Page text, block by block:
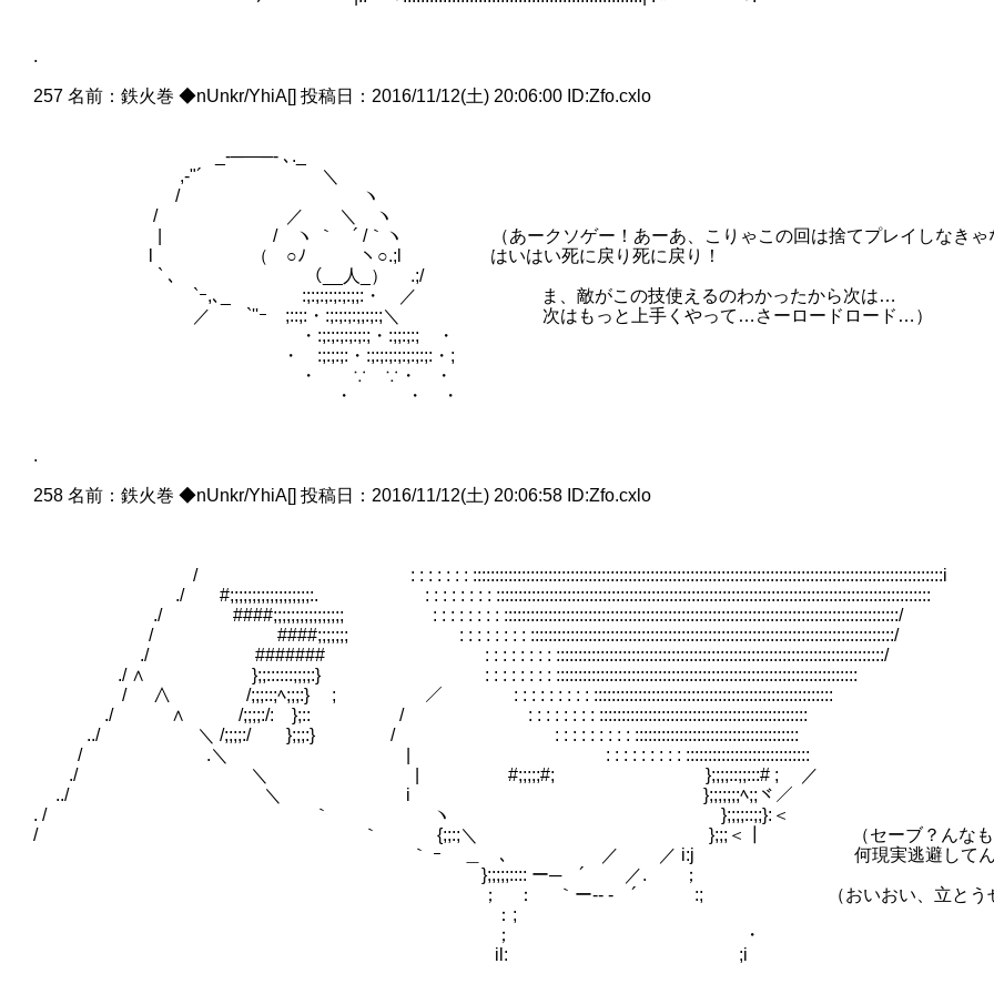
.
257 名前：鉄火巻 ◆nUnkr/YhiA[] 投稿日：2016/11/12(土) 20:06:00 ID:Zfo.cxlo
_-─―─- ､._
,-"´ ゝ ＼
/ ヽ
/ ／ ＼ ヽ
| / ヽ ｀ ´ /｀ヽ （あークソゲー！あーあ、こりゃこの回は捨てプレイしなきゃな
l （ ○ﾉ ヽ○.;l はいはい死に戻り死に戻り！
` ､ （__人_） .;/
`ｰ,､_ :;:;:;:;:;:;;:・ ／ ま、敵がこの技使えるのわかったから次は…
／ `''ｰ ;::;:・:;:;:;:;;:;:;＼ 次はもっと上手くやって…さーロードロード…）
・:;:;:;:;:;:;・:;;:;:; ・
・ :;:;:;:・:;:;:;:;:;:;:;:・;
・ ∵ ∵・ ・
・ ・ ・
.
258 名前：鉄火巻 ◆nUnkr/YhiA[] 投稿日：2016/11/12(土) 20:06:58 ID:Zfo.cxlo
/ : : : : : : : ::::::::::::::::::::::::::::::::::::::::::::::::::::::::::::::::::::::::::::::::::::::::::::::::::::::::::i
./ #;;;;;;;;;;;;;;;;;;:. : : : : : : : : ::::::::::::::::::::::::::::::::::::::::::::::::::::::::::::::::::::::::::::::::::::::::::::::::::
./ ####;;;;;;;;;;;;;;;; : : : : : : : : :::::::::::::::::::::::::::::::::::::::::::::::::::::::::::::::::::::::::::::::::::::::::/
/ ####;;;;;;; : : : : : : : : ::::::::::::::::::::::::::::::::::::::::::::::::::::::::::::::::::::::::::::::::::/
./ ####### : : : : : : : : ::::::::::::::::::::::::::::::::::::::::::::::::::::::::::::::::::::::::::/
./ ∧ };;::::::;;;;:} : : : : : : : : ::::::::::::::::::::::::::::::::::::::::::::::::::::::::::::::::::::
/ ∧ /;;;::;ﾍ;;;:} ; ／ : : : : : : : : : ::::::::::::::::::::::::::::::::::::::::::::::::::::::
./ ∧ /;;;;:/: };:: / : : : : : : : : :::::::::::::::::::::::::::::::::::::::::::::::
../ ＼ /;;;;:/ };;;:} / : : : : : : : : : :::::::::::::::::::::::::::::::::::::
/ .＼ | : : : : : : : : : ::::::::::::::::::::::::::::
./ ＼ | #;;;;;#; };;;;::;;:::# ; ／
../ ＼ i };;;;;;;ﾍ;;ヾ／
. / ｀ ヽ };;;;::;;}:＜
/ ｀ {;;:;＼ };;;＜┃ （セーブ？んなもんあるわけ
｀ ｰ ＿ゝ､ ／ ／ i:j 何現実逃避してんだよこんな
};;;;;:::: ー─ ´ ／. ；
； ： ｀ー-- - ´ :; （おいおい、立とうぜ？やる夫。立た
：;
； ・
il: ;i